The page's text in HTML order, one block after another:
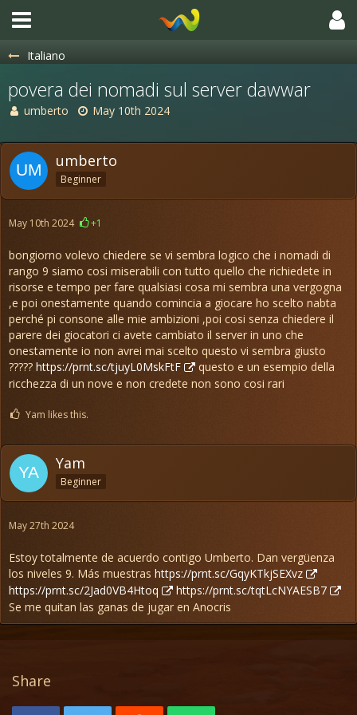
Italiano
povera dei nomadi sul server dawwar
umberto May 10th 2024
umberto
Beginner
May 10th 2024 +1
bongiorno volevo chiedere se vi sembra logico che i nomadi di
rango 9 siamo cosi miserabili con tutto quello che richiedete in
risorse e tempo per fare qualsiasi cosa mi sembra una vergogna
,e poi onestamente quando comincia a giocare ho scelto nabta
perché pi consone alle mie ambizioni ,poi cosi senza chiedere il
parere dei giocatori ci avete cambiato il server in uno che
onestamente io non avrei mai scelto questo vi sembra giusto
????? https://prnt.sc/tjuyL0MskFtF
questo e un esempio della
ricchezza di un nove e non credete non sono cosi rari
Yam likes this.
Yam
Beginner
May 27th 2024
Estoy totalmente de acuerdo contigo Umberto. Dan vergüenza
los niveles 9. Más muestras https://prnt.sc/GqyKTkjSEXvz
https://prnt.sc/2Jad0VB4Htoq
https://prnt.sc/tqtLcNYAESB7
Se me quitan las ganas de jugar en Anocris
Share